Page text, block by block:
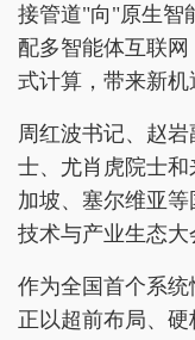
接管道"向"原生智
配多智能体互联
式计算，带来新机
周红波书记、赵
士、尤肖虎院士
加坡、塞尔维亚
技术与产业生态大
作为全国首个系
正以超前布局、